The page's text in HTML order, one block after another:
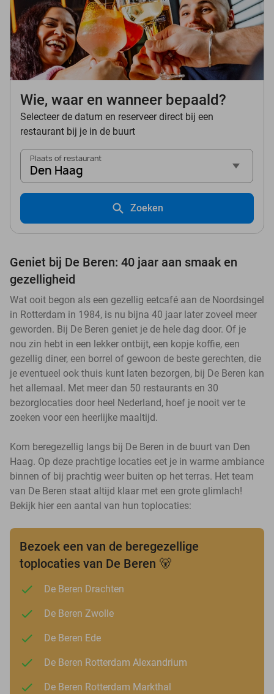
Wie, waar en wanneer bepaald?
Selecteer de datum en reserveer direct bij een
restaurant bij je in de buurt
Plaats of restaurant
Den Haag
Zoeken
Geniet bij De Beren: 40 jaar aan smaak en
gezelligheid
Wat ooit begon als een gezellig eetcafé aan de Noordsingel
in Rotterdam in 1984, is nu bijna 40 jaar later zoveel meer
geworden. Bij De Beren geniet je de hele dag door. Of je
nou zin hebt in een lekker ontbijt, een kopje koffie, een
gezellig diner, een borrel of gewoon de beste gerechten, die
je eventueel ook thuis kunt laten bezorgen, bij De Beren kan
het allemaal. Met meer dan 50 restaurants en 30
bezorglocaties door heel Nederland, hoef je nooit ver te
zoeken voor een heerlijke maaltijd.
Kom beregezellig langs bij De Beren in de buurt van Den
Haag. Op deze prachtige locaties eet je in warme ambiance
binnen of bij prachtig weer buiten op het terras. Het team
van De Beren staat altijd klaar met een grote glimlach!
Bekijk hier een aantal van hun toplocaties:
Bezoek een van de beregezellige
toplocaties van De Beren 🐻
De Beren Drachten
De Beren Zwolle
De Beren Ede
De Beren Rotterdam Alexandrium
De Beren Rotterdam Markthal